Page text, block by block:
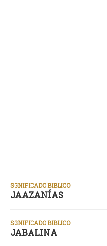
SGNIFICADO BIBLICO
JAAZANÍAS
SGNIFICADO BIBLICO
JABALINA